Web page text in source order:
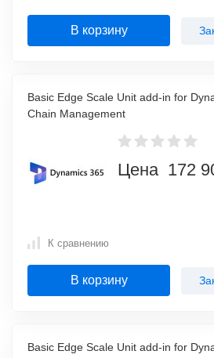
В корзину
Basic Edge Scale Unit add-in for
Chain Management
Цена 172
К сравнению
В корзину
Basic Edge Scale Unit add-in for